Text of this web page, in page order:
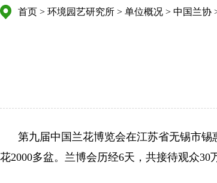
首页 > 环境园艺研究所 > 单位概况 > 中国兰协
第九届中国兰花博览会在江苏省无锡市锡
花2000多盆。兰博会历经6天，共接待观众30